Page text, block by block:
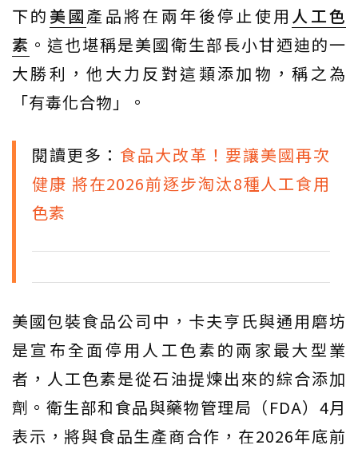
下的 美國產品將在兩年後停止使用 人工色
素 。這也堪稱是美國衛生部長小甘迺迪的一
大勝利，他大力反對這類添加物，稱之為
「有毒化合物」。
閱讀更多： 食品大改革！要讓美國再次
健康 將在2026前逐步淘汰8種人工食用
色素
美國包裝食品公司中，卡夫亨氏與通用磨坊
是宣布全面停用人工色素的兩家最大型業
者，人工色素是從石油提煉出來的綜合添加
劑。衛生部和食品與藥物管理局（FDA）4月
表示，將與食品生產商合作，在2026年底前